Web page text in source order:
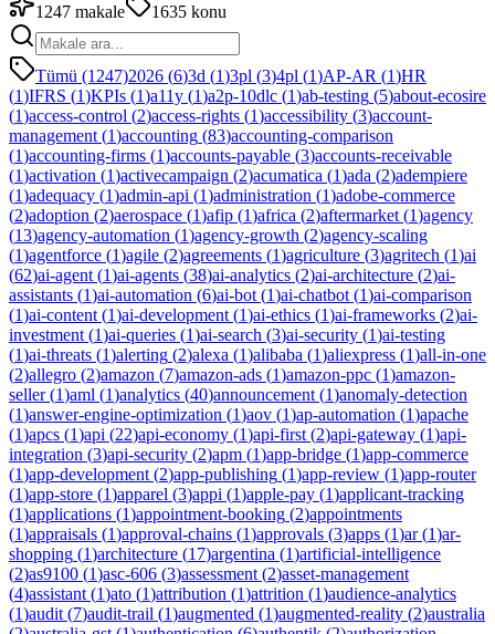
1247 makale 1635 konu
Tümü (1247)2026 (6)3d (1)3pl (3)4pl (1)AP-AR (1)HR
(1)IFRS (1)KPIs (1)a11y (1)a2p-10dlc (1)ab-testing (5)about-ecosire
(1)access-control (2)access-rights (1)accessibility (3)account-
management (1)accounting (83)accounting-comparison
(1)accounting-firms (1)accounts-payable (3)accounts-receivable
(1)activation (1)activecampaign (2)acumatica (1)ada (2)adempiere
(1)adequacy (1)admin-api (1)administration (1)adobe-commerce
(2)adoption (2)aerospace (1)afip (1)africa (2)aftermarket (1)agency
(13)agency-automation (1)agency-growth (2)agency-scaling
(1)agentforce (1)agile (2)agreements (1)agriculture (3)agritech (1)ai
(62)ai-agent (1)ai-agents (38)ai-analytics (2)ai-architecture (2)ai-
assistants (1)ai-automation (6)ai-bot (1)ai-chatbot (1)ai-comparison
(1)ai-content (1)ai-development (1)ai-ethics (1)ai-frameworks (2)ai-
investment (1)ai-queries (1)ai-search (3)ai-security (1)ai-testing
(1)ai-threats (1)alerting (2)alexa (1)alibaba (1)aliexpress (1)all-in-one
(2)allegro (2)amazon (7)amazon-ads (1)amazon-ppc (1)amazon-
seller(1)aml (1)analytics (40)announcement (1)anomaly-detection
(1)answer-engine-optimization (1)aov (1)ap-automation (1)apache
(1)apcs (1)api (22)api-economy (1)api-first (2)api-gateway (1)api-
integration (3)api-security (2)apm (1)app-bridge (1)app-commerce
(1)app-development (2)app-publishing (1)app-review (1)app-router
(1)app-store (1)apparel (3)appi (1)apple-pay (1)applicant-tracking
(1)applications (1)appointment-booking (2)appointments
(1)appraisals (1)approval-chains (1)approvals (3)apps (1)ar(1)ar-
shopping (1)architecture (17)argentina (1)artificial-intelligence
(2)as9100 (1)asc-606 (3)assessment (2)asset-management
(4)assistant (1)ato (1)attribution (1)attrition (1)audience-analytics
(1)audit (7)audit-trail (1)augmented (1)augmented-reality (2)australia